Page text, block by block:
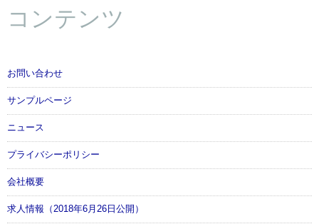
・収納用チャック袋
Rebellion
コンテンツ
お問い合わせ
サンプルページ
ニュース
プライバシーポリシー
会社概要
求人情報（2018年6月26日公開）